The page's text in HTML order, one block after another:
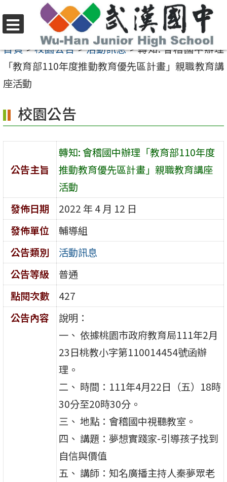
至
內
區
選
單
首頁>校園公告>活動訊息>轉知: 會稽國中辦理
「教育部110年度推動教育優先區計畫」親職教育講
座活動
校園公告
公告主旨
轉知: 會稽國中辦理「教育部110年度
推動教育優先區計畫」親職教育講座
活動
發佈日期
2022 年 4 月 12 日
發佈單位
輔導組
公告類別
活動訊息
公告等級
普通
點閱次數
427
公告內容
說明：
一、 依據桃園市政府教育局111年2月
23日桃教小字第110014454號函辦
理。
二、 時間：111年4月22日（五）18時
30分至20時30分。
三、 地點：會稽國中視聽教室。
四、 講題：夢想實踐家-引導孩子找到
自信與價值
五、 講師：知名廣播主持人秦夢眾老